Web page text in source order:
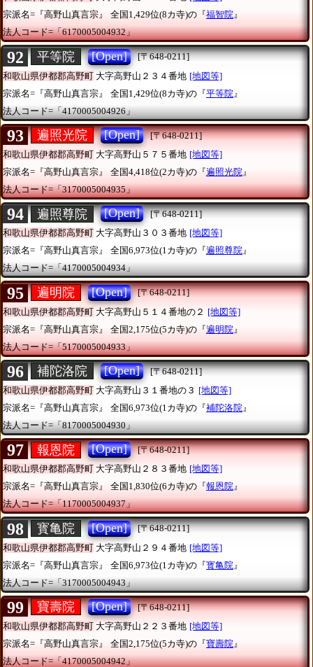
宗派名=『高野山真言宗』
全国1,429位(8カ寺)の『福智院』
法人コード=「6170005004932」
92 平等院 [Open]
[〒648-0211]
和歌山県伊都郡高野町 大字高野山２３４番地 [地図等]
宗派名=『高野山真言宗』
全国1,429位(8カ寺)の『平等院 』
法人コード=「4170005004926」
93 遍照光院 [Open]
[〒648-0211]
和歌山県伊都郡高野町 大字高野山５７５番地 [地図等]
宗派名=『高野山真言宗』
全国4,418位(2カ寺)の『遍照光院 』
法人コード=「3170005004935」
94 遍照尊院 [Open]
[〒648-0211]
和歌山県伊都郡高野町 大字高野山３０３番地 [地図等]
宗派名=『高野山真言宗』
全国6,973位(1カ寺)の『遍照尊院』
法人コード=「4170005004934」
95 遍明院 [Open]
[〒648-0211]
和歌山県伊都郡高野町 大字高野山５１４番地の２ [地図等]
宗派名=『高野山真言宗』
全国2,175位(5カ寺)の『遍明院 』
法人コード=「5170005004933」
96 補陀洛院 [Open]
[〒648-0211]
和歌山県伊都郡高野町 大字高野山３１番地の３ [地図等]
宗派名=『高野山真言宗』
全国6,973位(1カ寺)の『補陀洛院 』
法人コード=「8170005004930」
97 報恩院 [Open]
[〒648-0211]
和歌山県伊都郡高野町 大字高野山２８３番地 [地図等]
宗派名=『高野山真言宗』
全国1,830位(6カ寺)の『報恩院』
法人コード=「1170005004937」
98 寳亀院 [Open]
[〒648-0211]
和歌山県伊都郡高野町 大字高野山２９４番地 [地図等]
宗派名=『高野山真言宗』
全国6,973位(1カ寺)の『寳亀院 』
法人コード=「3170005004943」
99 寶壽院 [Open]
[〒648-0211]
和歌山県伊都郡高野町 大字高野山２２３番地 [地図等]
宗派名=『高野山真言宗』
全国2,175位(5カ寺)の『寶壽院 』
法人コード=「4170005004942」